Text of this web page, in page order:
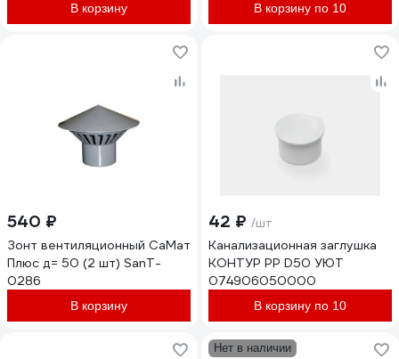
В корзину В корзину по 10
540 ₽
Зонт вентиляционный СаМат
Плюс д= 50 (2 шт) SanT-
0286
В корзину
42 ₽ /шт
Канализационная заглушка
КОНТУР РР D50 УЮТ
074906050000
В корзину по 10
Нет в наличии